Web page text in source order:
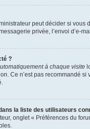
peut décider si
privée, l’envoi d’e-
?
à chaque visite
Ce n’est pas recommandé
la liste des utilisateurs
onglet « Préférences du